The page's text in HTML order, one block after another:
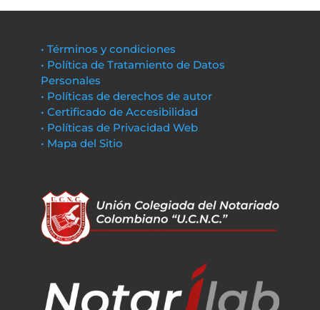
• Términos y condiciones
• Política de Tratamiento de Datos
Personales
• Políticas de derechos de autor
• Certificado de Accesibilidad
• Políticas de Privacidad Web
• Mapa del Sitio